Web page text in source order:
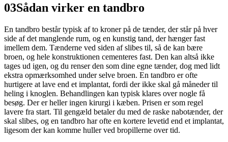
03Sådan virker en tandbro
En tandbro består typisk af to kroner på de tænder, der står på hver
side af det manglende rum, og en kunstig tand, der hænger fast
imellem dem. Tænderne ved siden af slibes til, så de kan bære
broen, og hele konstruktionen cementeres fast. Den kan altså ikke
tages ud igen, og du renser den som dine egne tænder, dog med lidt
ekstra opmærksomhed under selve broen. En tandbro er ofte
hurtigere at lave end et implantat, fordi der ikke skal gå måneder til
heling i knoglen. Behandlingen kan typisk klares over nogle få
besøg. Der er heller ingen kirurgi i kæben. Prisen er som regel
lavere fra start. Til gengæld betaler du med de raske nabotænder, der
skal slibes, og en tandbro har ofte en kortere levetid end et implantat,
ligesom der kan komme huller ved bropillerne over tid.